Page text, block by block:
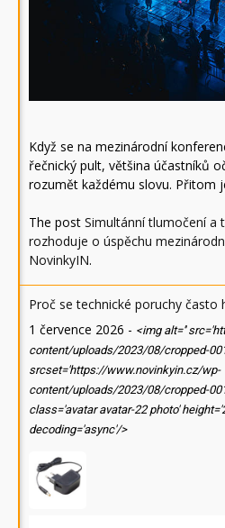
Když se na mezinárodní
řečnický pult, většina účastníků
rozumět každému slovu. Přitom
The post Simultánní tlumočení a
rozhoduje o úspěchu
NovinkyIN.
Proč se technické poruchy často
1 července 2026 - <img alt=''
content/uploads/2023/08/cropped-
srcset='https://www.novinkyin.cz/wp-
content/uploads/2023/08/cropped-
class='avatar avatar-22 photo'
decoding='async'/>